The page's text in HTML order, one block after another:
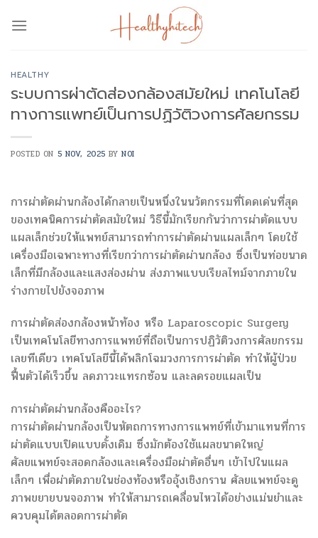
HEALTHY
ระบบการผ่าตัดส่องกล้องสมัยใหม่ เทคโนโลยี
ทางการแพทย์เป็นการปฏิวัติวงการศัลยกรรม
POSTED ON 5 NOV, 2025 BYNOI
การผ่าตัดผ่านกล้องได้กลายเป็นหนึ่งในนวัตกรรมที่โดดเด่นที่สุด
ของเทคนิคการผ่าตัดสมัยใหม่ วิธีนี้มักเรียกกันว่าการผ่าตัดแบบ
แผลเล็กช่วยให้แพทย์สามารถทำการผ่าตัดผ่านแผลเล็กๆ โดยใช้
เครื่องมือเฉพาะทางที่เรียกว่าการผ่าตัดผ่านกล้อง ซึ่งเป็นท่อขนาด
เล็กที่มีกล้องและแสงส่องผ่าน ส่งภาพแบบเรียลไทม์จากภายใน
ร่างกายไปยังจอภาพ
การผ่าตัดส่องกล้องหน้าท้อง หรือ Laparoscopic Surgery
เป็นเทคโนโลยีทางการแพทย์ที่ถือเป็นการปฏิวัติวงการศัลยกรรม
เลยทีเดียว เทคโนโลยีนี้ได้พลิกโฉมวงการการผ่าตัด ทำให้ผู้ป่วย
ฟื้นตัวได้เร็วขึ้น ลดภาวะแทรกซ้อน และลดรอยแผลเป็น
การผ่าตัดผ่านกล้องคืออะไร?
การผ่าตัดผ่านกล้องเป็นหัตถการทางการแพทย์ที่เข้ามาแทนที่การ
ผ่าตัดแบบเปิดแบบดั้งเดิม ซึ่งมักต้องใช้แผลขนาดใหญ่
ศัลยแพทย์จะสอดกล้องและเครื่องมือผ่าตัดอื่นๆ เข้าไปในแผล
เล็กๆ เพื่อผ่าตัดภายในช่องท้องหรืออุ้งเชิงกราน ศัลยแพทย์จะดู
ภาพขยายบนจอภาพ ทำให้สามารถเคลื่อนไหวได้อย่างแม่นยำและ
ควบคุมได้ตลอดการผ่าตัด